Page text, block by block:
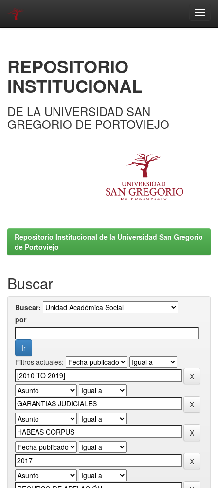
REPOSITORIO
INSTITUCIONAL
DE LA UNIVERSIDAD SAN
GREGORIO DE PORTOVIEJO
Repositorio Institucional de la Universidad San Gregorio
de Portoviejo
Buscar
Buscar:
por
Filtros actuales: